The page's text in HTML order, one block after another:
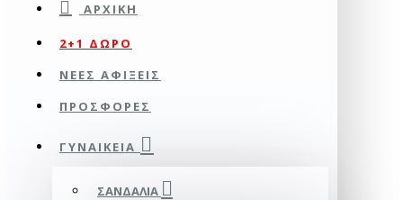
ΑΡΧΙΚΉ
2+1 ΔΩΡΟ
ΝΕΕΣ ΑΦΙΞΕΙΣ
ΠΡΟΣΦΟΡΕΣ
ΓΥΝΑΙΚΕΊΑ
ΣΑΝΔΆΛΙΑ